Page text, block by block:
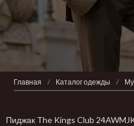
Главная / Каталог одежды /
Пиджак The Kings Club